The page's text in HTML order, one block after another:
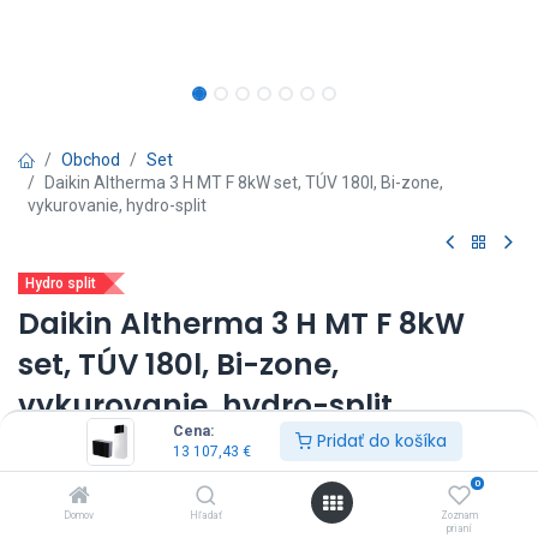
Cena:
13 107,43 € Pridať do košíka
Domov Hľadať
0
Zoznam
prianí
Obchod
Set
Daikin Altherma 3 H MT F 8kW set, TÚV 180l, Bi-zone,
vykurovanie, hydro-split
Hydro split
Daikin Altherma 3 H MT F 8kW
set, TÚV 180l, Bi-zone,
vykurovanie, hydro-split
(0 recenzia)
vonkajšia jednotka: EPRA08EW1
výkon: 8kW